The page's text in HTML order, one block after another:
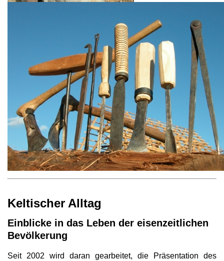
Keltischer Alltag
Einblicke in das Leben der eisenzeitlichen
Bevölkerung
Seit 2002 wird daran gearbeitet, die Präsentation des